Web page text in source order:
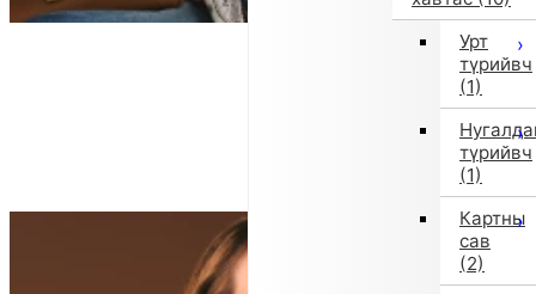
Урт
түрийвч
(1)
түрийвч
(1)
Картны
сав
(2)